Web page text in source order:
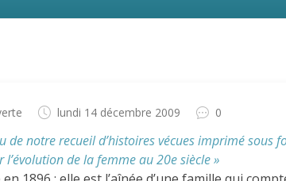
lundi 14 décembre 2009 0
de notre recueil d’histoires vécues imprimé sous
l’évolution de la femme au 20e siècle »